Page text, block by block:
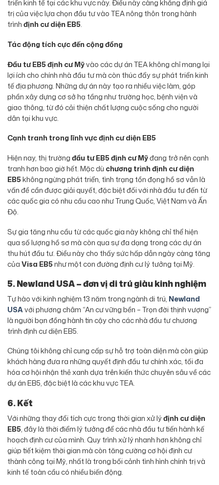
triển kinh tế tại các khu vực này. Điều này càng khẳng định giá
trị của việc lựa chọn đầu tư vào TEA nông thôn trong hành
trìnhđịnh cư diện EB5.
Tác động tích cực đến cộng đồng
Đầu tư EB5 định cư Mỹvào các dự án TEA không chỉ mang lại
lợi ích cho chính nhà đầu tư mà còn thúc đẩy sự phát triển kinh
tế địa phương. Những dự án này tạo ra nhiều việc làm, góp
phần xây dựng cơ sở hạ tầng như trường học, bệnh viện và
giao thông, từ đó cải thiện chất lượng cuộc sống cho người
dân tại khu vực.
Cạnh tranh trong lĩnh vực định cư diện EB5
Hiện nay, thị trườngđầu tư EB5 định cư Mỹđang trở nên cạnh
tranh hơn bao giờ hết. Mặc dù chương trình định cư diện
EB5không ngừng phát triển, tình trạng tồn đọng hồ sơ vẫn là
vấn đề cần được giải quyết, đặc biệt đối với nhà đầu tư đến từ
các quốc gia có nhu cầu cao như Trung Quốc, Việt Nam và Ấn
Độ.
Sự gia tăng nhu cầu từ các quốc gia này không chỉ thể hiện
qua số lượng hồ sơ mà còn qua sự đa dạng trong các dự án
thu hút đầu tư. Điều này cho thấy sức hấp dẫn ngày càng tăng
củaVisa EB5như một con đường định cư lý tưởng tại Mỹ.
5. Newland USA – đơn vị di trú giàu kinh nghiệm
Tự hào với kinh nghiệm 13 năm trong ngành di trú, Newland
USAvới phương châm “An cư vững bền – Trọn đời thịnh vượng”
là người bạn đồng hành tin cậy cho các nhà đầu tư chương
trình định cư diện EB5.
Chúng tôi không chỉ cung cấp sự hỗ trợ toàn diện mà còn giúp
khách hàng đưa ra những quyết định đầu tư chính xác, tối đa
hóa cơ hội nhận thẻ xanh dựa trên kiến thức chuyên sâu về các
dự án EB5, đặc biệt là các khu vực TEA.
6. Kết
Với những thay đổi tích cực trong thời gian xử lýđịnh cư diện
EB5, đây là thời điểm lý tưởng để các nhà đầu tư tiến hành kế
hoạch định cư của mình. Quy trình xử lý nhanh hơn không chỉ
giúp tiết kiệm thời gian mà còn tăng cường cơ hội định cư
thành công tại Mỹ, nhất là trong bối cảnh tình hình chính trị và
kinh tế toàn cầu có nhiều biến động.